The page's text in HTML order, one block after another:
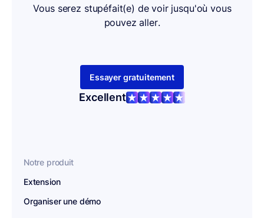
Vous serez stupéfait(e) de voir jusqu'où vous
pouvez aller.
Essayer gratuitement
Excellent
Notre produit
Extension
Organiser une démo